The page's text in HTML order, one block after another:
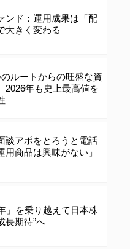
、当社は会員登録を拒否
す。
の管理）
利用、管理は会員の自己
。会員は、ユーザー名お
洩、利用許諾、貸与、譲
担保に供するなどの行為
。ユーザー名およびパス
害の責任は、会員が負う
負わないものとします。
真、その他の著作物は、
ンド：運用成果は「配
大きく変わる
ルートからの旺盛な資
2026年も史上最高値を
談アポをとろうと電話
用商品は興味がない」
」を乗り越えて日本株
長期待”へ